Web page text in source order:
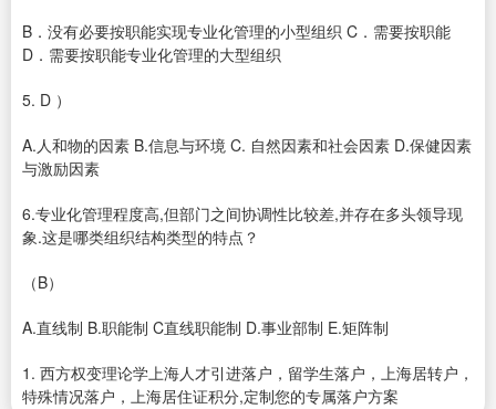
B．没有必要按职能实现专业化管理的小型组织 C．需要按职能
D．需要按职能专业化管理的大型组织
5. D ）
A.人和物的因素 B.信息与环境 C. 自然因素和社会因素 D.保健因素
与激励因素
6.专业化管理程度高,但部门之间协调性比较差,并存在多头领导现
象.这是哪类组织结构类型的特点？
（B）
A.直线制 B.职能制 C直线职能制 D.事业部制 E.矩阵制
1. 西方权变理论学上海人才引进落户，留学生落户，上海居转户，
特殊情况落户，上海居住证积分,定制您的专属落户方案